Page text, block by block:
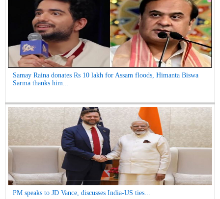
Samay Raina donates Rs 10 lakh for Assam floods, Himanta Biswa
Sarma thanks him...
PM speaks to JD Vance, discusses India-US ties...